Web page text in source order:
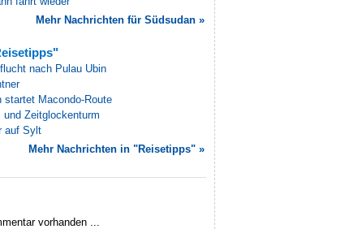
Mehr Nachrichten für Südsudan »
nach Pulau Ubin
startet Macondo-Route
Zeitglockenturm
auf Sylt
Mehr Nachrichten in "Reisetipps" »
vorhanden ...